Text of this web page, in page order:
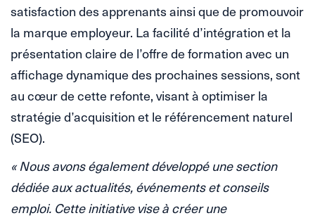
satisfaction des apprenants ainsi que de promouvoir
la marque employeur. La facilité d’intégration et la
présentation claire de l’offre de formation avec un
affichage dynamique des prochaines sessions, sont
au cœur de cette refonte, visant à optimiser la
stratégie d’acquisition et le référencement naturel
(SEO).
« Nous avons également développé une section
dédiée aux actualités, événements et conseils
emploi. Cette initiative vise à créer une